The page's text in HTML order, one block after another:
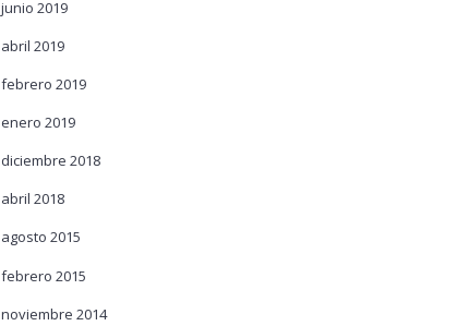
junio 2019
abril 2019
febrero 2019
enero 2019
diciembre 2018
abril 2018
agosto 2015
febrero 2015
noviembre 2014